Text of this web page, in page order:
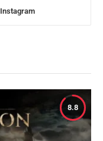
Instagram
8.8